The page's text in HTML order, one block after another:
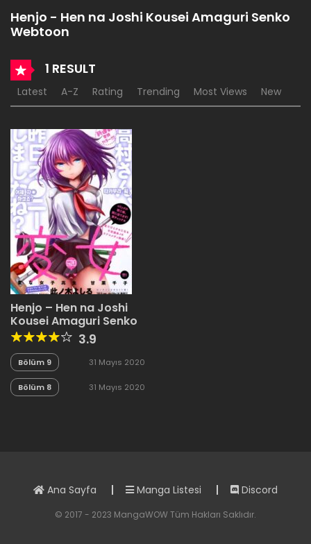
Henjo - Hen na Joshi Kousei Amaguri Senko
Webtoon
1 RESULT
Latest A-Z Rating Trending Most Views New
Henjo – Hen na Joshi
Kousei Amaguri Senko
3.9
Bölüm 9 31 Mayıs 2020
Bölüm 8 31 Mayıs 2020
Ana Sayfa Manga Listesi Discord
© 2017 - 2023 MangaWOW Tüm Hakları Saklıdır.